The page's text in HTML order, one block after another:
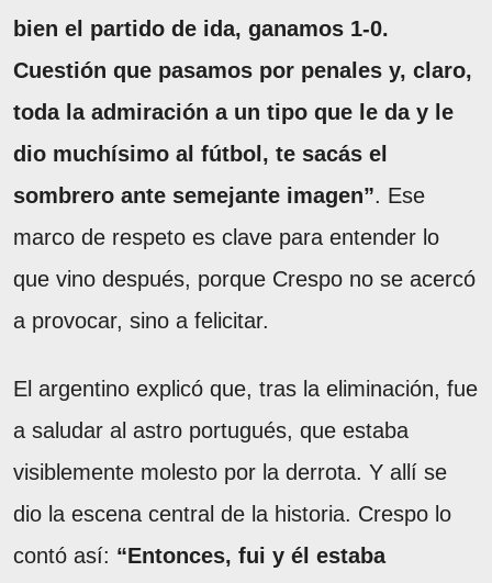
bien el partido de ida, ganamos 1-0.
Cuestión que pasamos por penales y, claro,
toda la admiración a un tipo que le da y le
dio muchísimo al fútbol, te sacás el
sombrero ante semejante imagen”. Ese
marco de respeto es clave para entender lo
que vino después, porque Crespo no se acercó
a provocar, sino a felicitar.
El argentino explicó que, tras la eliminación, fue
a saludar al astro portugués, que estaba
visiblemente molesto por la derrota. Y allí se
dio la escena central de la historia. Crespo lo
contó así: “Entonces, fui y él estaba